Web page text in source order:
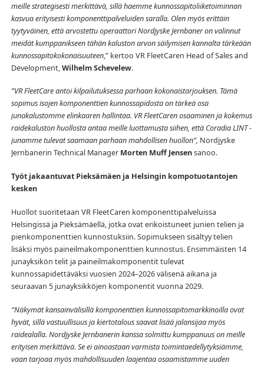
meille strategisesti merkittävä, sillä haemme kunnossapitoliiketoiminnan
kasvua erityisesti komponenttipalveluiden saralla. Olen myös erittäin
tyytyväinen, että arvostettu operaattori Nordjyske Jernbaner on valinnut
meidät kumppanikseen tähän kaluston arvon säilymisen kannalta tärkeään
kunnossapitokokonaisuuteen,” kertoo VR FleetCaren Head of Sales and
Development,Wilhelm Schevelew.
”VR FleetCare antoi kilpailutuksessa parhaan kokonaistarjouksen. Tämä
sopimus isojen komponenttien kunnossapidosta on tärkeä osa
junakalustomme elinkaaren hallintaa. VR FleetCaren osaaminen ja kokemus
raidekaluston huollosta antaa meille luottamusta siihen, että Coradia LINT -
junamme tulevat saamaan parhaan mahdollisen huollon”, Nordjyske
Jernbanerin Technical Manager Morten Muff Jensensanoo.
Työt jakaantuvat Pieksämäen ja Helsingin kompotuotantojen
kesken
Huollot suoritetaan VR FleetCaren komponenttipalveluissa
Helsingissä ja Pieksämäellä, jotka ovat erikoistuneet junien telien ja
pienkomponenttien kunnostuksiin. Sopimukseen sisältyy telien
lisäksi myös paineilmakomponenttien kunnostus. Ensimmäisten 14
junayksikön telit ja paineilmakomponentit tulevat
kunnossapidettäväksi vuosien 2024–2026 välisenä aikana ja
seuraavan 5 junayksikköjen komponentit vuonna 2029.
“Näkymät kansainvälisillä komponenttien kunnossapitomarkkinoilla ovat
hyvät, sillä vastuullisuus ja kiertotalous saavat lisää jalansijaa myös
raidealalla. Nordjyske Jernbanerin kanssa solmittu kumppanuus on meille
erityisen merkittävä. Se ei ainoastaan varmista toimintaedellytyksiämme,
vaan tarjoaa myös mahdollisuuden laajentaa osaamistamme uuden